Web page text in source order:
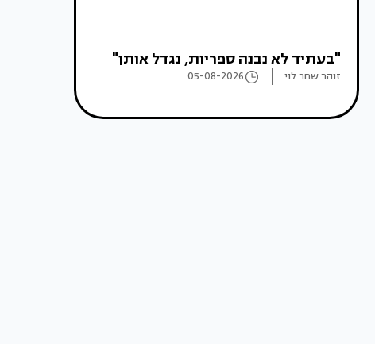
"בעתיד לא נבנה ספריות, נגדל אותן"
זוהר שחר לוי 05-08-2026